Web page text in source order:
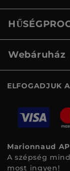
Webáruház
ELFOGADJUK
Marionnaud
A szépség
most ingyen!